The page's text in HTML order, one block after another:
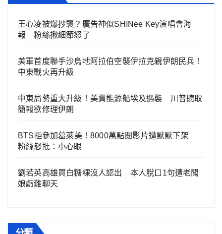
王心凌被爆抄襲？廣告神似SHINee Key演唱會海
報 粉絲揪細節怒了
美軍首度聯手沙烏地阿拉伯空襲伊拉克親伊朗民兵！
中東戰火再升級
中東局勢重大升級！美資能源船埃及遇襲 川普聽取
簡報欲修理伊朗
BTS拒參加葛萊美！8000萬點閱影片遭默默下架
粉絲怒批：小心眼
劉若英高雄買白糖粿沒人認出 本人脫口1句遭老闆
娘虧難聊天